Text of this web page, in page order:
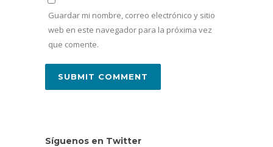
Guardar mi nombre, correo electrónico y sitio
web en este navegador para la próxima vez
que comente.
Síguenos en Twitter